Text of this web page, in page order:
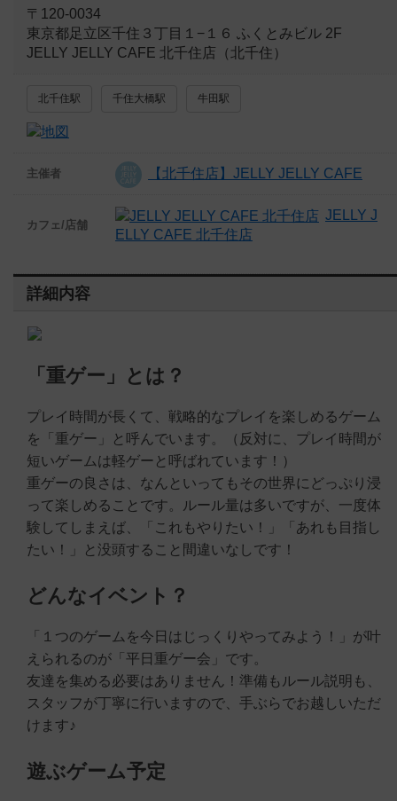
〒120-0034
東京都足立区千住３丁目１−１６ ふくとみビル 2F
JELLY JELLY CAFE 北千住店（北千住）
北千住駅 千住大橋駅 牛田駅
主催者 【北千住店】JELLY JELLY CAFE
カフェ/店舗
JELLY J
ELLY CAFE 北千住店
詳細内容
「重ゲー」とは？
プレイ時間が長くて、戦略的なプレイを楽しめるゲーム
を「重ゲー」と呼んでいます。（反対に、プレイ時間が
短いゲームは軽ゲーと呼ばれています！）
重ゲーの良さは、なんといってもその世界にどっぷり浸
って楽しめることです。ルール量は多いですが、一度体
験してしまえば、「これもやりたい！」「あれも目指し
たい！」と没頭すること間違いなしです！
どんなイベント？
「１つのゲームを今日はじっくりやってみよう！」が叶
えられるのが「平日重ゲー会」です。
友達を集める必要はありません！準備もルール説明も、
スタッフが丁寧に行いますので、手ぶらでお越しいただ
けます♪
遊ぶゲーム予定